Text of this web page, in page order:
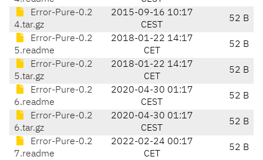
Error-Pure-0.2
4.tar.gz
2015-09-16 10:17
CEST
52 B
Error-Pure-0.2
5.readme
2018-01-22 14:17
CET
52 B
Error-Pure-0.2
5.tar.gz
2018-01-22 14:17
CET
52 B
Error-Pure-0.2
6.readme
2020-04-30 01:17
CEST
52 B
Error-Pure-0.2
6.tar.gz
2020-04-30 01:17
CEST
52 B
Error-Pure-0.2
7.readme
2022-02-24 00:17
CET
52 B